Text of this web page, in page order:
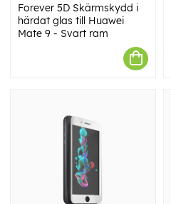
Forever 5D Skärmskydd i
härdat glas till Huawei
Mate 9 - Svart ram